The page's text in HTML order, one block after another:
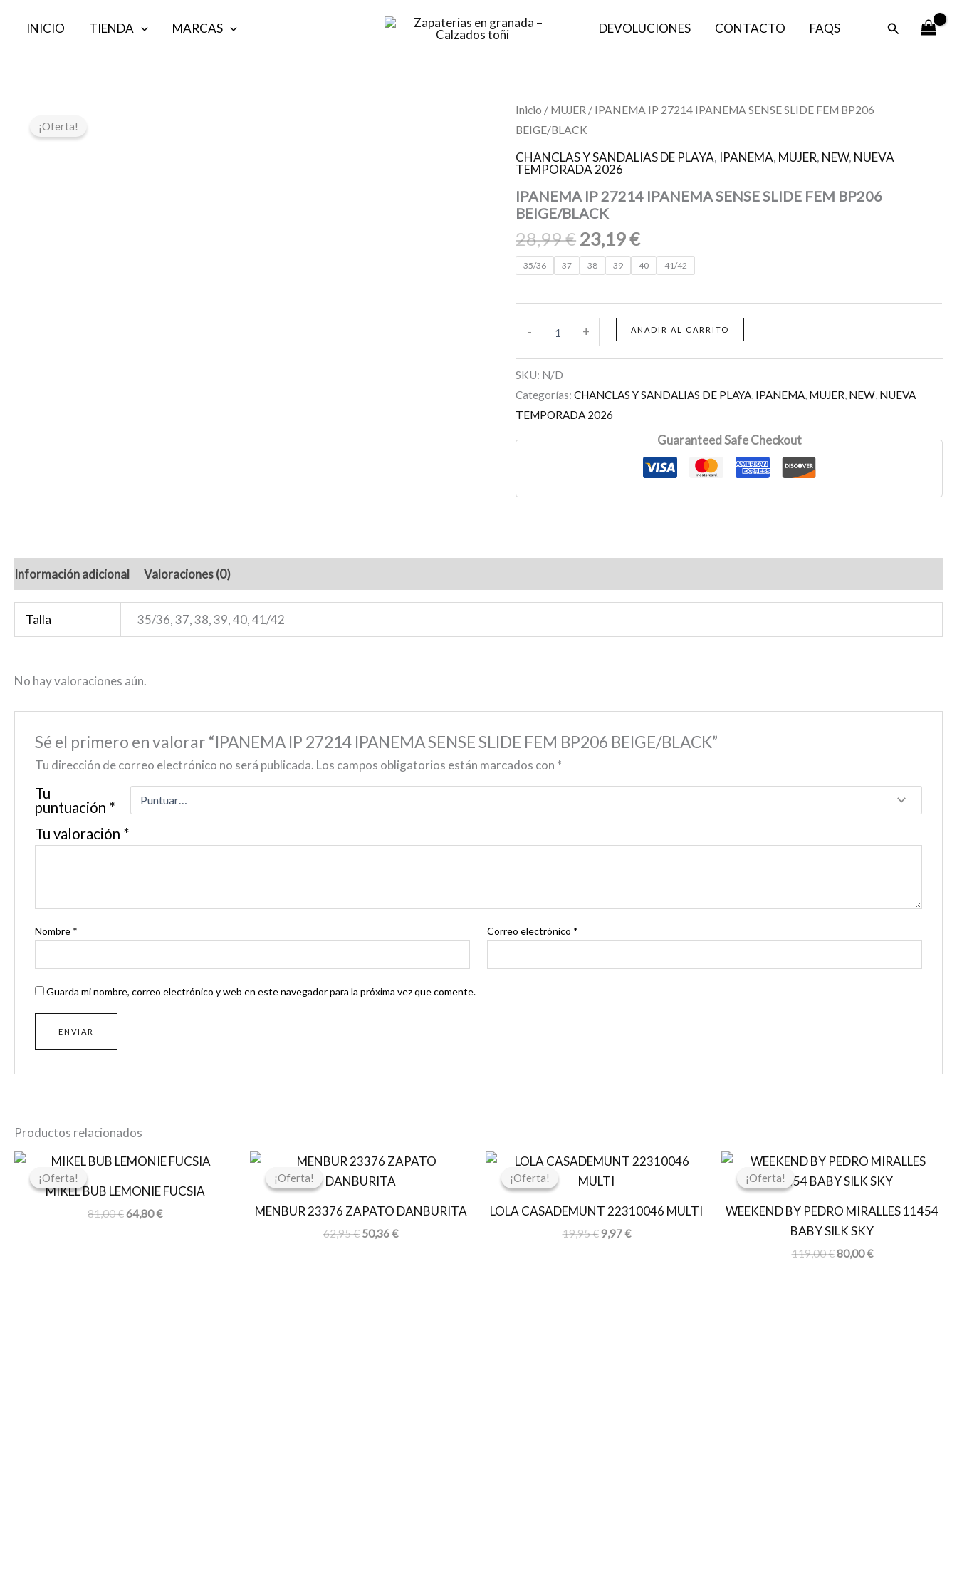
INICIO TIENDA MARCAS DEVOLUCIONES CONTACTO FAQS Buscar
¡Oferta!
Inicio / MUJER / IPANEMA IP 27214 IPANEMA SENSE SLIDE FEM BP206
BEIGE/BLACK
CHANCLAS Y SANDALIAS DE PLAYA, IPANEMA, MUJER, NEW, NUEVA
TEMPORADA 2026
IPANEMA IP 27214 IPANEMA SENSE SLIDE FEM BP206
BEIGE/BLACK
28,99€
El
precio
original
era:
28,99 €.
23,19€
El
actual
es:
23,19 €.
35/36 37 38 39 40 41/42
-
IPANEMA
27214
SENSE
SLIDE
FEM
BP206
BEIGE/BLACK
cantidad
+ AÑADIR AL CARRITO
SKU: N/D
Categorías:CHANCLAS Y SANDALIAS DE PLAYA, IPANEMA, MUJER, NEW, NUEVA
TEMPORADA 2026
Guaranteed Safe Checkout
Información adicional Valoraciones (0)
Talla 35/36, 37, 38, 39, 40, 41/42
No hay valoraciones aún.
Sé el primero en valorar “IPANEMA IP 27214 IPANEMA SENSE SLIDE FEM BP206 BEIGE/BLACK”
Tu dirección de correo electrónico no será publicada. Los campos obligatorios están marcados con *
Tu
puntuación *
Tu valoración *
Nombre * Correo electrónico *
Guarda mi nombre, correo electrónico y web en este navegador para la próxima vez que comente.
Productos relacionados
¡Oferta!
¡Oferta!
MIKEL BUB LEMONIE FUCSIA
81,00€
El
original
era:
81,00 €.
64,80€
El
actual
es:
64,80 €.
¡Oferta!
¡Oferta!
MENBUR 23376 ZAPATO DANBURITA
62,95€
El
original
62,95 €.
50,36€
El
50,36 €.
¡Oferta!
¡Oferta!
LOLA CASADEMUNT 22310046 MULTI
19,95€
El
original
19,95 €.
9,97€
El
9,97 €.
¡Oferta!
¡Oferta!
WEEKEND BY PEDRO MIRALLES 11454
BABY SILK SKY
119,00€
El
original
119,00 €.
80,00€
El
actual
80,00 €.
28,99 €.
23,19 €.